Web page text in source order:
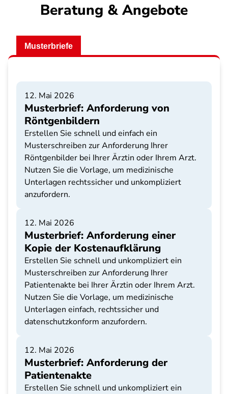
Beratung & Angebote
Musterbriefe
12. Mai 2026
Musterbrief: Anforderung von
Röntgenbildern
Erstellen Sie schnell und einfach ein
Musterschreiben zur Anforderung Ihrer
Röntgenbilder bei Ihrer Ärztin oder Ihrem Arzt.
Nutzen Sie die Vorlage, um medizinische
Unterlagen rechtssicher und unkompliziert
anzufordern.
12. Mai 2026
Musterbrief: Anforderung einer
Kopie der Kostenaufklärung
Erstellen Sie schnell und unkompliziert ein
Musterschreiben zur Anforderung Ihrer
Patientenakte bei Ihrer Ärztin oder Ihrem Arzt.
Nutzen Sie die Vorlage, um medizinische
Unterlagen einfach, rechtssicher und
datenschutzkonform anzufordern.
12. Mai 2026
Musterbrief: Anforderung der
Patientenakte
Erstellen Sie schnell und unkompliziert ein